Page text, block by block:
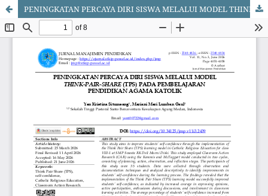
PENINGKATAN PERCAYA DIRI SISWA MELALUI MODEL THINK-PAIR-SHARE (TPS) PADA PEMBELAJARAN PENDIDIKAN AGAMA KATOLIK